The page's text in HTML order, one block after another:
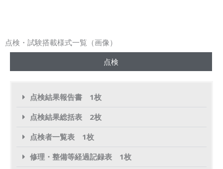
点検・試験搭載様式一覧（画像）
点検
点検結果報告書 1枚
点検結果総括表 2枚
点検者一覧表 1枚
修理・整備等経過記録表 1枚